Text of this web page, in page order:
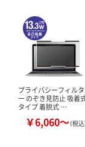
プライバシーフィルタ
ー のぞき見防止 吸着
タイプ 着脱式 …
￥6,060～（税込